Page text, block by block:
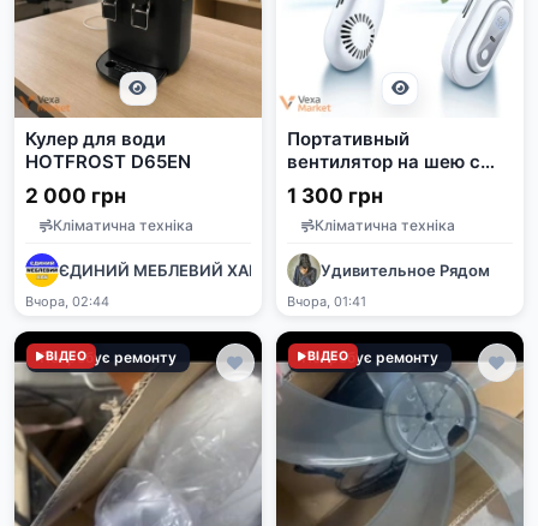
Кулер для води
HOTFROST D65EN
2 000 грн
Кліматична техніка
ЄДИНИЙ МЕБЛЕВИЙ ХАБ
Вчора, 02:44
Портативный
вентилятор на шею с
USB зарядкой, 3
режима, до 16 часов
работы
1 300 грн
Кліматична техніка
Удивительное Рядом
Вчора, 01:41
Потребує ремонту
ВІДЕО Потребує ремонту
ВІДЕО